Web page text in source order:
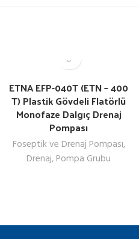
ETNA EFP-040T (ETN – 400
T) Plastik Gövdeli Flatörlü
Monofaze Dalgıç Drenaj
Pompası
Foseptik ve Drenaj Pompası,
Drenaj, Pompa Grubu